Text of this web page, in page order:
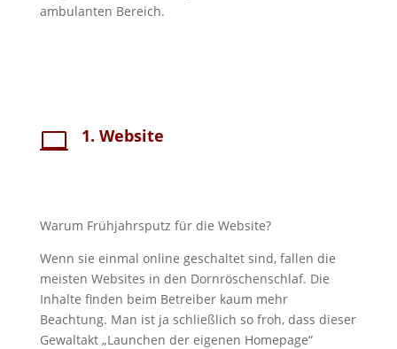
ambulanten Bereich.
 1. Website
Warum Frühjahrsputz für die Website?
Wenn sie einmal online geschaltet sind, fallen die
meisten Websites in den Dornröschenschlaf. Die
Inhalte finden beim Betreiber kaum mehr
Beachtung. Man ist ja schließlich so froh, dass dieser
Gewaltakt „Launchen der eigenen Homepage“